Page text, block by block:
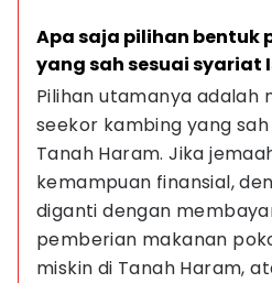
Apa saja pilihan bentuk
yang sah sesuai syariat
Pilihan utamanya adalah
seekor kambing yang
Tanah Haram. Jika
kemampuan finansial,
diganti dengan
pemberian makanan
miskin di Tanah Haram,